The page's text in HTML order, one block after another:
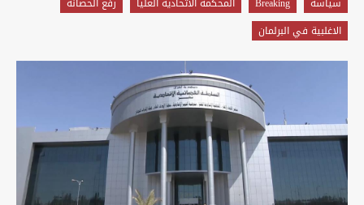
الاغلبية في البرلمان